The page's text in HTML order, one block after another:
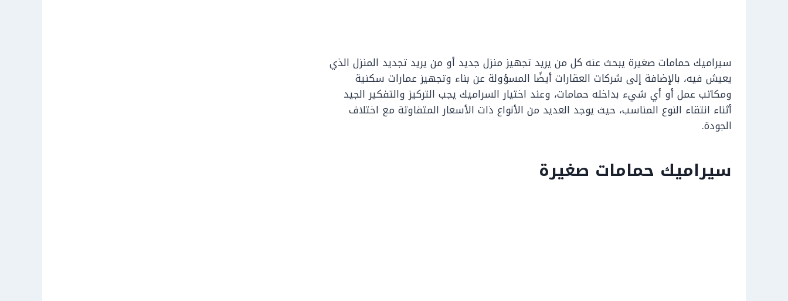
سيراميك حمامات صغيرة يبحث عنه كل من يريد تجهيز منزل جديد أو من يريد تجديد المنزل الذي
يعيش فيه، بالإضافة إلى شركات العقارات أيضًا المسؤولة عن بناء وتجهيز عمارات سكنية
ومكاتب عمل أو أي شيء بداخله حمامات، وعند اختيار السراميك يجب التركيز والتفكير الجيد
أثناء انتقاء النوع المناسب، حيث يوجد العديد من الأنواع ذات الأسعار المتفاوتة مع اختلاف
الجودة.
سيراميك حمامات صغيرة